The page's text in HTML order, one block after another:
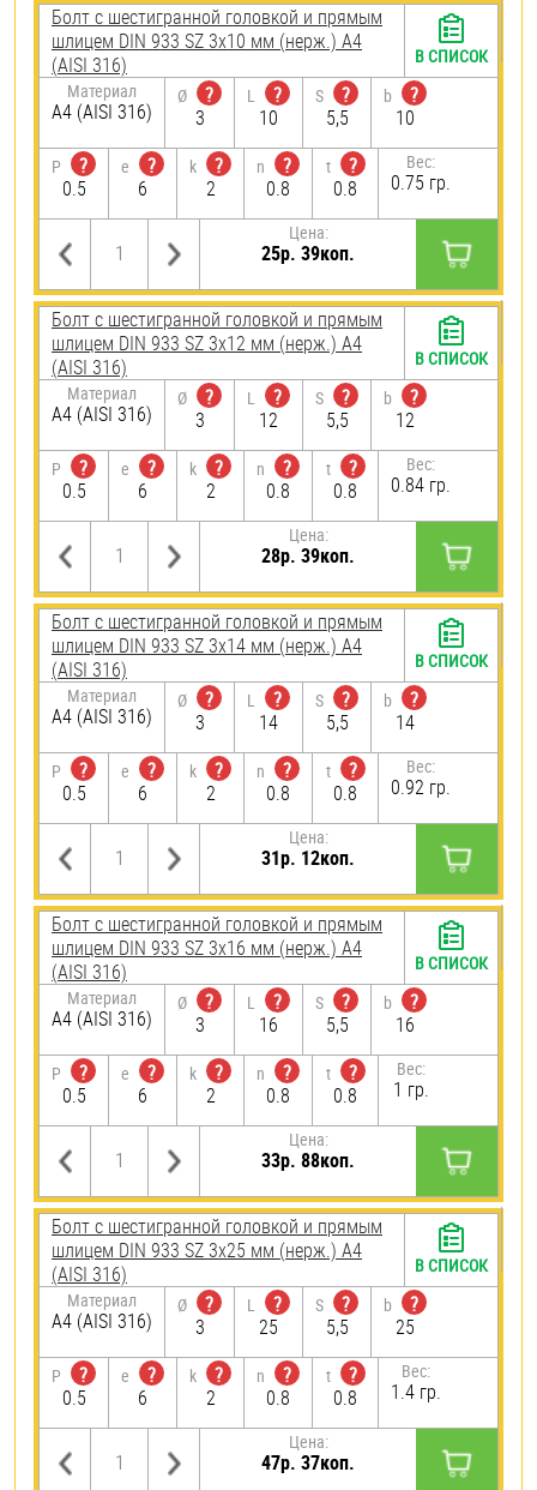
Болт с шестигранной головкой и прямым
шлицем DIN 933 SZ 3х10 мм (нерж.) A4
(AISI 316)
Материал
A4 (AISI 316)
Ø
?
3
L
?
10
S
?
5,5
b
?
10
P
?
0.5
e
?
6
k
?
2
n
?
0.8
t
?
0.8
Вес:
0.75 гр.
Цена:
25р. 39коп.
В СПИСОК
Болт с шестигранной головкой и прямым
шлицем DIN 933 SZ 3х12 мм (нерж.) A4
(AISI 316)
Материал
A4 (AISI 316)
Ø
?
3
L
?
12
S
?
5,5
b
?
12
P
?
0.5
e
?
6
k
?
2
n
?
0.8
t
?
0.8
Вес:
0.84 гр.
Цена:
28р. 39коп.
В СПИСОК
Болт с шестигранной головкой и прямым
шлицем DIN 933 SZ 3х14 мм (нерж.) A4
(AISI 316)
Материал
A4 (AISI 316)
Ø
?
3
L
?
14
S
?
5,5
b
?
14
P
?
0.5
e
?
6
k
?
2
n
?
0.8
t
?
0.8
Вес:
0.92 гр.
Цена:
31р. 12коп.
В СПИСОК
Болт с шестигранной головкой и прямым
шлицем DIN 933 SZ 3х16 мм (нерж.) A4
(AISI 316)
Материал
A4 (AISI 316)
Ø
?
3
L
?
16
S
?
5,5
b
?
16
P
?
0.5
e
?
6
k
?
2
n
?
0.8
t
?
0.8
Вес:
1 гр.
Цена:
33р. 88коп.
В СПИСОК
Болт с шестигранной головкой и прямым
шлицем DIN 933 SZ 3х25 мм (нерж.) A4
(AISI 316)
Материал
A4 (AISI 316)
Ø
?
3
L
?
25
S
?
5,5
b
?
25
P
?
0.5
e
?
6
k
?
2
n
?
0.8
t
?
0.8
Вес:
1.4 гр.
Цена:
47р. 37коп.
В СПИСОК